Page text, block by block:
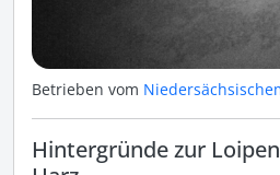
Betrieben vom
Hintergründe zur